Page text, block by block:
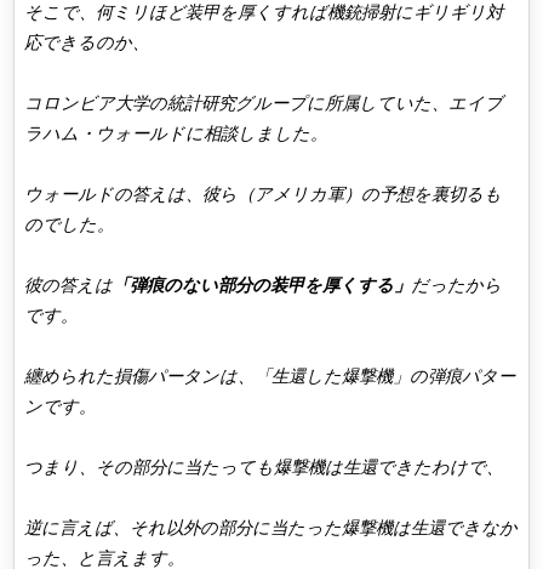
そこで、何ミリほど装甲を厚くすれば機銃掃射にギリギリ対
応できるのか、
コロンビア大学の統計研究グループに所属していた、エイブ
ラハム・ウォールドに相談しました。
ウォールドの答えは、彼ら（アメリカ軍）の予想を裏切るも
のでした。
彼の答えは 「弾痕のない部分の装甲を厚くする」 だったから
です。
纏められた損傷パータンは、「生還した爆撃機」の弾痕パター
ンです。
つまり、その部分に当たっても爆撃機は生還できたわけで、
逆に言えば、それ以外の部分に当たった爆撃機は生還できなか
った、と言えます。